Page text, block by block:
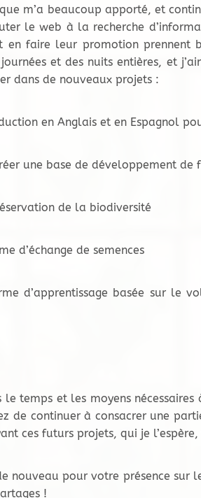
m’a beaucoup apporté, et
le web à la recherche
en faire leur promotion prennent
et des nuits entières, et
dans de nouveaux projets :
en Anglais et en Espagnol
une base de développement de
de la biodiversité
d’échange de semences
d’apprentissage basée sur le
le temps et les moyens
de continuer à consacrer une
ces futurs projets, qui je
nouveau pour votre présence sur
!